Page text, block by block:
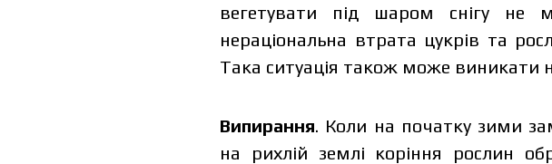
вегетувати під шаром снігу не
нераціональна втрата цукрів та
Така ситуація також може виникати
Випирання. Коли на початку зими
на рихлій землі коріння рослин